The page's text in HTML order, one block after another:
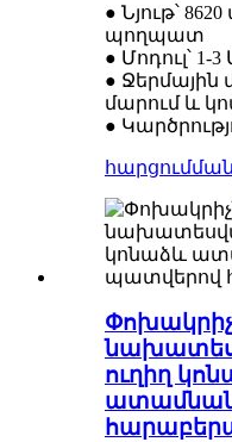
● Նյութ՝
պողպատ
● Մոդուլ՝ 1-3
● Ջերմային
մարում և
●
հարցում
ուղիղ